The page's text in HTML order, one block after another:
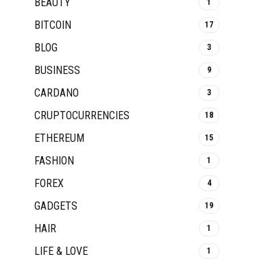
1
BITCOIN 17
BLOG 3
BUSINESS 9
CARDANO 3
CRUPTOCURRENCIES 18
ETHEREUM 15
FASHION 1
FOREX 4
GADGETS 19
HAIR 1
LIFE & LOVE 1